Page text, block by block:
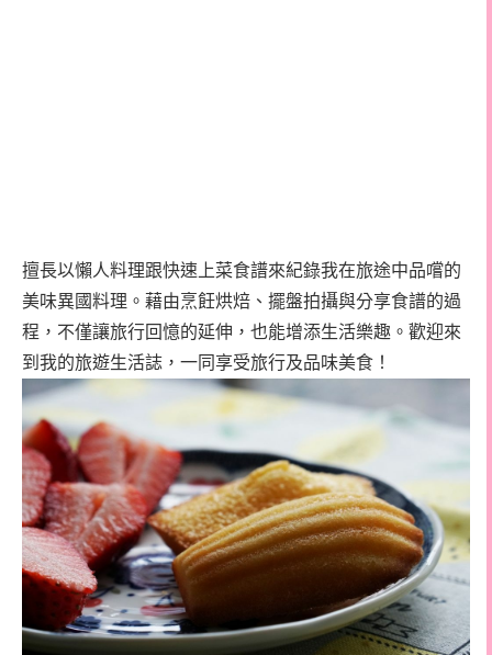
擅長以懶人料理跟快速上菜食譜來紀錄我在旅途中品嚐的
美味異國料理。藉由烹飪烘焙、擺盤拍攝與分享食譜的過
程，不僅讓旅行回憶的延伸，也能增添生活樂趣。歡迎來
到我的旅遊生活誌，一同享受旅行及品味美食！